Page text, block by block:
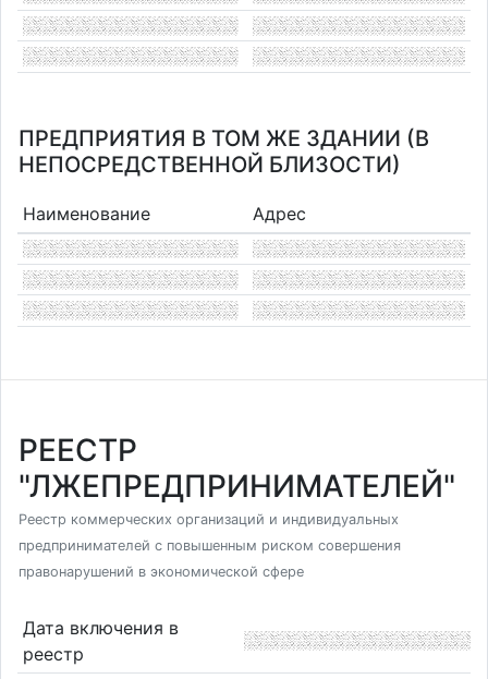
ПРЕДПРИЯТИЯ В ТОМ ЖЕ ЗДАНИИ (В
НЕПОСРЕДСТВЕННОЙ БЛИЗОСТИ)
Наименование Адрес
РЕЕСТР
"ЛЖЕПРЕДПРИНИМАТЕЛЕЙ"
Реестр коммерческих организаций и индивидуальных
предпринимателей с повышенным риском совершения
правонарушений в экономической сфере
Дата включения в
реестр